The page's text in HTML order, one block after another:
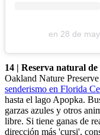
en 28 de
14 | Reserva natural
Oakland Nature
senderismo en Florida
hasta el lago Apopka.
garzas azules y otros
libre. Si tiene ganas de
dirección más 'cursi',